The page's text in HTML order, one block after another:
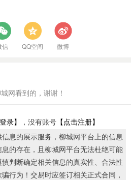
信 QQ空间 微博
网看到的，谢谢！
录】 ，没有账号 【点击注册】
息的展示服务，柳城网平台上的信息
的存在，且柳城网平台无法杜绝可能
判断确定相关信息的真实性、合法性
行为！交易时应签订相关正式合同，